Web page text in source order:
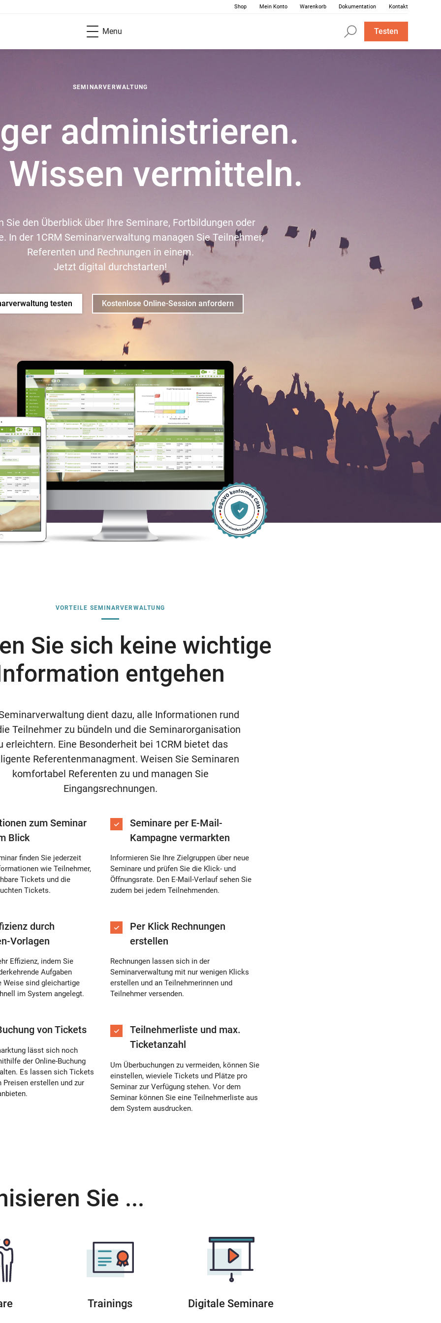
Shop Mein Konto Warenkorb Dokumentation Kontakt
Menu Testen
SEMINARVERWALTUNG
administrieren.
vermitteln.
Sie den Überblick über Ihre Seminare, Fortbildungen oder
In der 1CRM Seminarverwaltung managen Sie Teilnehmer,
Referenten und Rechnungen in einem.
Jetzt digital durchstarten!
testen Kostenlose Online-Session anfordern
VORTEILE SEMINARVERWALTUNG
Sie sich keine wichtige
entgehen
dient dazu, alle Informationen rund
Teilnehmer zu bündeln und die Seminarorganisation
erleichtern. Eine Besonderheit bei 1CRM bietet das
Referentenmanagment. Weisen Sie Seminaren
komfortabel Referenten zu und managen Sie
Eingangsrechnungen.
zum Seminar
Blick
finden Sie jederzeit
wie Teilnehmer,
Tickets und die
Tickets.
Seminare per E-Mail-
Kampagne vermarkten
Informieren Sie Ihre Zielgruppen über neue
Seminare und prüfen Sie die Klick- und
Öffnungsrate. Den E-Mail-Verlauf sehen Sie
zudem bei jedem Teilnehmenden.
durch
Vorlagen
Effizienz, indem Sie
Aufgaben
Weise sind gleichartige
im System angelegt.
Per Klick Rechnungen
erstellen
Rechnungen lassen sich in der
Seminarverwaltung mit nur wenigen Klicks
erstellen und an Teilnehmerinnen und
Teilnehmer versenden.
von Tickets
lässt sich noch
der Online-Buchung
Es lassen sich Tickets
Preisen erstellen und zur
Teilnehmerliste und max.
Ticketanzahl
Um Überbuchungen zu vermeiden, können Sie
einstellen, wieviele Tickets und Plätze pro
Seminar zur Verfügung stehen. Vor dem
Seminar können Sie eine Teilnehmerliste aus
dem System ausdrucken.
Sie ...
Trainings Digitale Seminare